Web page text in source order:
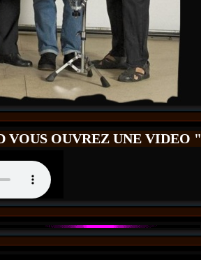
VOUS OUVREZ UNE VIDEO "